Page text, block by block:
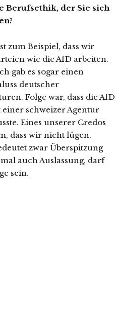
Berufsethik, der Sie sich
zum Beispiel, dass wir
wie die AfD arbeiten.
gab es sogar einen
deutscher
Folge war, dass die AfD
schweizer Agentur
Eines unserer Credos
dass wir nicht lügen.
zwar Überspitzung
auch Auslassung, darf
sein.